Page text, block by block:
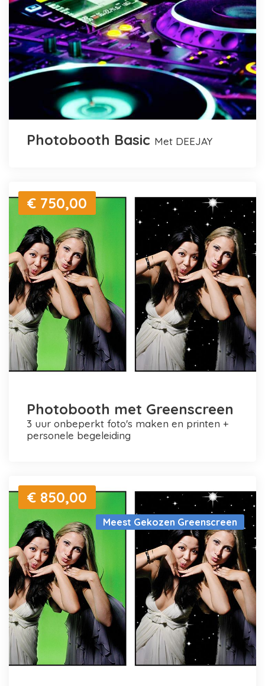
Photobooth Basic met DEEJAY
€ 750,00
Photobooth met Greenscreen
3 uur onbeperkt foto's maken en printen +
personele begeleiding
Meest Gekozen Greenscreen
€ 850,00